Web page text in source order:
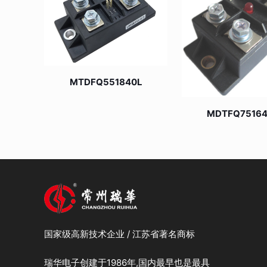
MTDFQ551840L
国家级高新技术企业 / 江苏省著名商标
瑞华电子创建于1986年,国内最早也是最具